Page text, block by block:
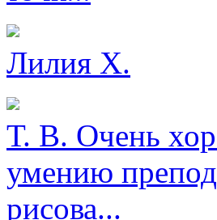
Лилия Х.
Т. В. Очень
умению
рисова...